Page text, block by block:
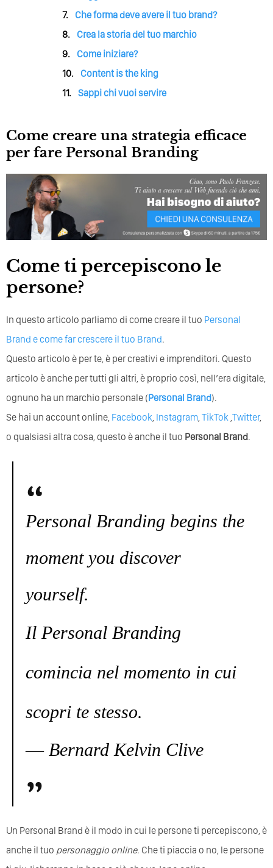
Che forma deve avere il tuo brand?
Crea la storia del tuo marchio
Come iniziare?
Content is the king
Sappi chi vuoi servire
Come creare una strategia efficace
per fare Personal Branding
Come ti percepiscono le
persone?
In questo articolo parliamo di come creare il tuo Personal
Brand e come far crescere il tuo Brand.
Questo articolo è per te, è per creativi e imprenditori. Questo
articolo è anche per tutti gli altri, è proprio così, nell’era digitale,
ognuno ha un marchio personale (Personal Brand).
Se hai un account online, Facebook Instagram TikTok Twitter,
o qualsiasi altra cosa, questo è anche il tuo Personal Brand.
Personal Branding begins the
moment you discover
yourself.
Il Personal Branding
comincia nel momento in cui
scopri te stesso.
― Bernard Kelvin Clive
Un Personal Brand è il modo in cui le persone ti percepiscono, è
anche il tuo personaggio online. Che ti piaccia o no, le persone